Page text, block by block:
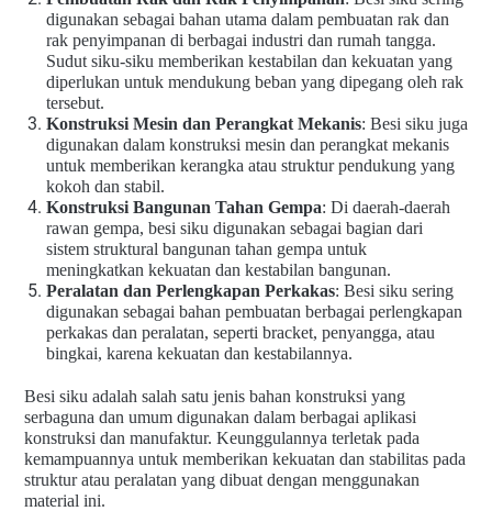
digunakan sebagai bahan utama dalam pembuatan rak dan
rak penyimpanan di berbagai industri dan rumah tangga.
Sudut siku-siku memberikan kestabilan dan kekuatan yang
diperlukan untuk mendukung beban yang dipegang oleh rak
tersebut.
Konstruksi Mesin dan Perangkat Mekanis: Besi siku juga
digunakan dalam konstruksi mesin dan perangkat mekanis
untuk memberikan kerangka atau struktur pendukung yang
kokoh dan stabil.
Konstruksi Bangunan Tahan Gempa: Di daerah-daerah
rawan gempa, besi siku digunakan sebagai bagian dari
sistem struktural bangunan tahan gempa untuk
meningkatkan kekuatan dan kestabilan bangunan.
Peralatan dan Perlengkapan Perkakas: Besi siku sering
digunakan sebagai bahan pembuatan berbagai perlengkapan
perkakas dan peralatan, seperti bracket, penyangga, atau
bingkai, karena kekuatan dan kestabilannya.
Besi siku adalah salah satu jenis bahan konstruksi yang
serbaguna dan umum digunakan dalam berbagai aplikasi
konstruksi dan manufaktur. Keunggulannya terletak pada
kemampuannya untuk memberikan kekuatan dan stabilitas pada
struktur atau peralatan yang dibuat dengan menggunakan
material ini.